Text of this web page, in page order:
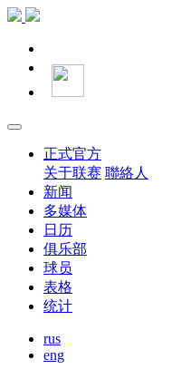
正式官方
关于联赛 聯絡人
新闻
多媒体
日历
俱乐部
球员
表格
统计
rus
eng